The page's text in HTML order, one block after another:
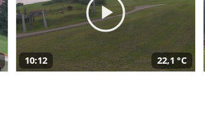
10:12 22,1 °C